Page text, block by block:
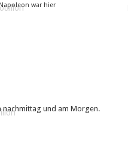
Napoleon war hier
nachmittag und am Morgen.